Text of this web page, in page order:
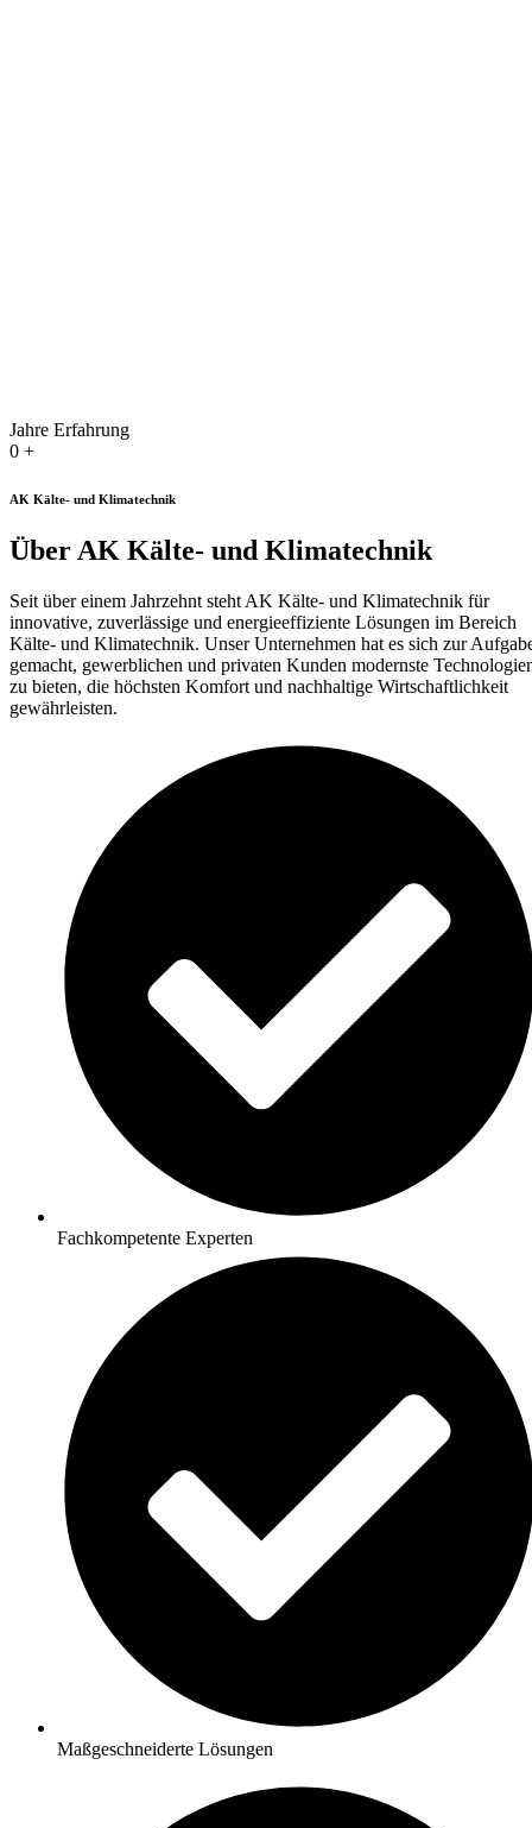
Jahre Erfahrung
0 +
AK Kälte- und Klimatechnik
Über AK Kälte- und Klimatechnik
Seit über einem Jahrzehnt steht AK Kälte- und Klimatechnik für
innovative, zuverlässige und energieeffiziente Lösungen im Bereich
Kälte- und Klimatechnik. Unser Unternehmen hat es sich zur
gemacht, gewerblichen und privaten Kunden modernste
zu bieten, die höchsten Komfort und nachhaltige Wirtschaftlichkeit
gewährleisten.
Fachkompetente Experten
Maßgeschneiderte Lösungen